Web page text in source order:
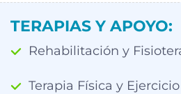
TERAPIAS Y APOYO:
Rehabilitación y
Terapia Física y